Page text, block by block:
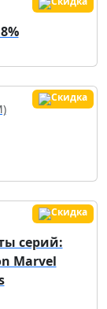
серий:
Marvel